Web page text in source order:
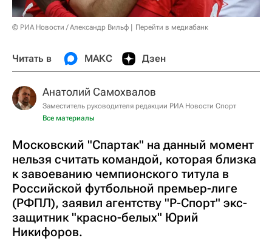
© РИА Новости / Александр Вильф Перейти в медиабанк
Читать в МАКС Дзен
Анатолий Самохвалов
Заместитель руководителя редакции РИА Новости Спорт
Все материалы
Московский "Спартак" на данный момент
нельзя считать командой, которая близка
к завоеванию чемпионского титула в
Российской футбольной премьер-лиге
(РФПЛ), заявил агентству "Р-Спорт" экс-
защитник "красно-белых" Юрий
Никифоров.